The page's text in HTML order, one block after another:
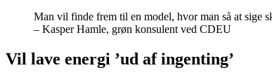
Man vil finde frem til en model, hvor man så at sige
– Kasper Hamle, grøn konsulent ved CDEU
Vil lave energi ’ud af ingenting’